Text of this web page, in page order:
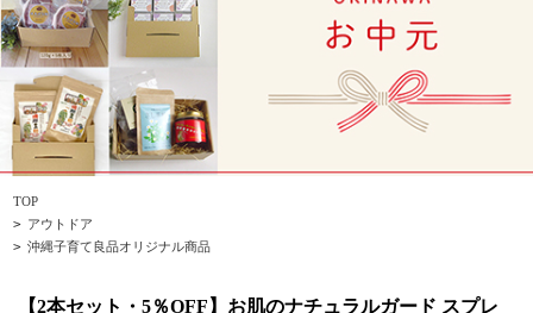
TOP
> アウトドア
> 沖縄子育て良品オリジナル商品
【2本セット・5％OFF】お肌のナチュラルガード スプレ